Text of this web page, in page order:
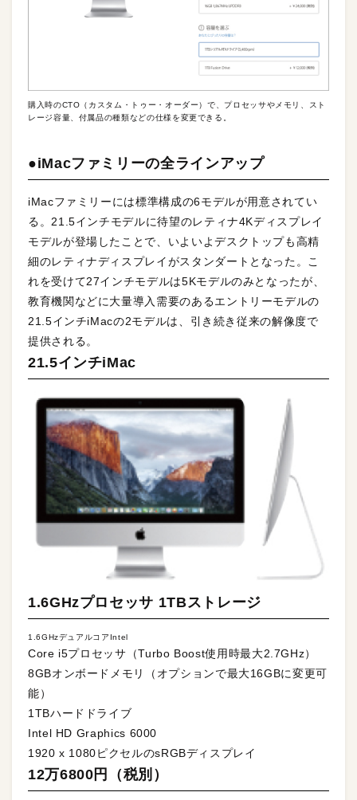
購入時のCTO（カスタム・トゥー・オーダー）で、プロセッサやメモリ、スト
レージ容量、付属品の種類などの仕様を変更できる。
●iMacファミリーの全ラインアップ
iMacファミリーには標準構成の6モデルが用意されてい
る。21.5インチモデルに待望のレティナ4Kディスプレイ
モデルが登場したことで、いよいよデスクトップも高精
細のレティナディスプレイがスタンダートとなった。こ
れを受けて27インチモデルは5Kモデルのみとなったが、
教育機関などに大量導入需要のあるエントリーモデルの
21.5インチiMacの2モデルは、引き続き従来の解像度で
提供される。
21.5インチiMac
1.6GHzプロセッサ 1TBストレージ
1.6GHzデュアルコアIntel
Core i5プロセッサ（Turbo Boost使用時最大2.7GHz）
8GBオンボードメモリ（オプションで最大16GBに変更可
能）
1TBハードドライブ
Intel HD Graphics 6000
1920 x 1080ピクセルのsRGBディスプレイ
12万6800円（税別）